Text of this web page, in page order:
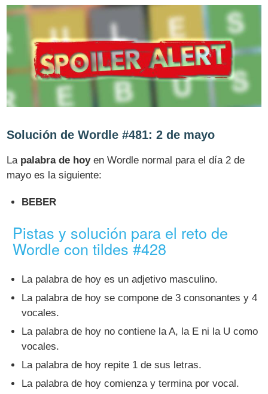
Solución de Wordle #481: 2 de mayo
La palabra de hoyen Wordle normal para el día 2 de
mayo es la siguiente:
BEBER
Pistas y solución para el reto de
Wordle con tildes #428
La palabra de hoy es un adjetivo masculino.
La palabra de hoy se compone de 3 consonantes y 4
vocales.
La palabra de hoy no contiene la A, la E ni la U como
vocales.
La palabra de hoy repite 1 de sus letras.
La palabra de hoy comienza y termina por vocal.